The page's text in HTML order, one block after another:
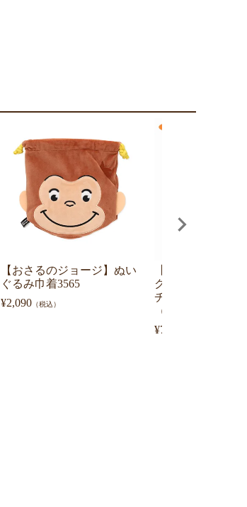
【おさるのジョージ】ぬい
ぐるみ巾着3565
¥2,090 （税込）
クレットフラッ
チ スケッチスタ
（全10種）OG-
¥770